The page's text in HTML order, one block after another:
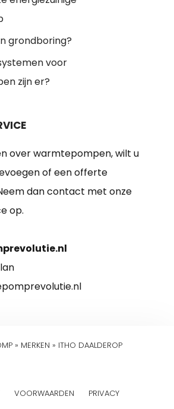
grondboring?
voor
zijn er?
over warmtepompen, wilt u
of een offerte
dan contact met onze
op.
» MERKEN » ITHO DAALDEROP
VOORWAARDEN PRIVACY